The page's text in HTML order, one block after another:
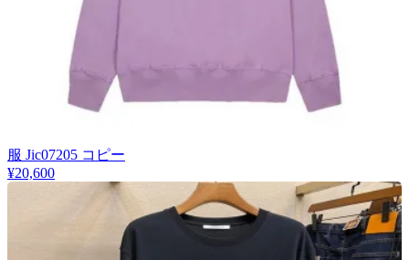
服 Jic07205 コピー
¥20,600